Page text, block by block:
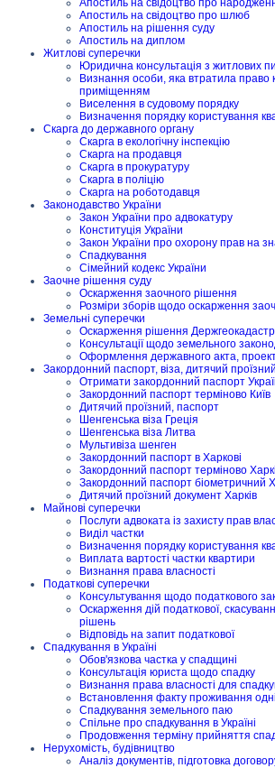
Апостиль на свідоцтво про
Апостиль на свідоцтво про шлюб
Апостиль на рішення суду
Апостиль на диплом
Житлові суперечки
Юридична консультація з житлових
Визнання особи, яка втратила право
приміщенням
Виселення в судовому порядку
Визначення порядку користування
Скарга до державного органу
Скарга в екологічну інспекцію
Скарга на продавця
Скарга в прокуратуру
Скарга в поліцію
Скарга на роботодавця
Законодавство України
Закон України про адвокатуру
Конституція України
Закон України про охорону прав на
Спадкування
Сімейний кодекс України
Заочне рішення суду
Оскарження заочного рішення
Розміри зборів щодо оскарження
Земельні суперечки
Оскарження рішення
Консультації щодо земельного
Оформлення державного акта,
Закордонний паспорт, віза, дитячий проїзний
Отримати закордонний паспорт
Закордонний паспорт терміново Київ
Дитячий проїзний, паспорт
Шенгенська віза Греція
Шенгенська віза Литва
Мультивіза шенген
Закордонний паспорт в Харкові
Закордонний паспорт терміново
Закордонний паспорт біометричний
Дитячий проїзний документ Харків
Майнові суперечки
Послуги адвоката із захисту прав
Виділ частки
Визначення порядку користування
Виплата вартості частки квартири
Визнання права власності
Податкові суперечки
Консультування щодо податкового
Оскарження дій податкової,
рішень
Відповідь на запит податкової
Спадкування в Україні
Обов'язкова частка у спадщині
Консультація юриста щодо спадку
Визнання права власності для
Встановлення факту проживання
Спадкування земельного паю
Спільне про спадкування в Україні
Продовження терміну прийняття
Нерухомість, будівництво
Аналіз документів, підготовка